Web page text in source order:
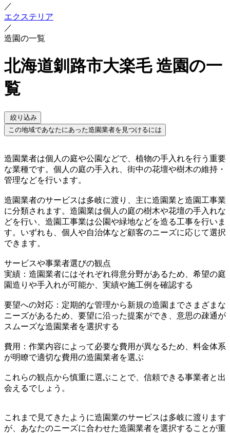
／
エクステリア
／
造園の一覧
北海道釧路市大楽毛 造園の一
覧
絞り込み
この地域であなたにあった造園業者を見つけるには
造園業者は個人の庭や公園などで、植物の手入れを行う重要
な業種です。個人の庭の手入れ、街中の花壇や樹木の維持・
管理などを行います。
造園業者のサービスは多岐に渡り、主に造園業と造園工事業
に分類されます。造園業は個人の庭の樹木や花壇の手入れな
どを行い、造園工事業は公園や緑地などを造る工事を行いま
す。いずれも、個人や自治体など顧客のニーズに応じて選択
できます。
サービスや事業者選びの観点
実績：造園業者にはそれぞれ得意分野があるため、希望の庭
園造りや手入れが可能か、実績や施工例を確認する
要望への対応：定期的な管理から新規の造園までさまざまな
ニーズがあるため、要望に沿った提案ができ、意思の疎通が
スムーズな造園業者を選択する
費用：作業内容によって必要な費用が異なるため、料金体系
が明瞭で適切な費用の造園業者を選ぶ
これらの観点から慎重に選ぶことで、信頼できる事業者と出
会えるでしょう。
これまで見てきたように造園業のサービスは多岐に渡ります
が、あなたのニーズに合わせた造園業者を選択することが重